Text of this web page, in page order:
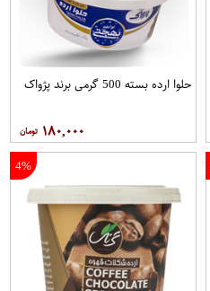
حلوا ارده بسته 500 گرمی برند پژواک
۱۸۰,۰۰۰
4%